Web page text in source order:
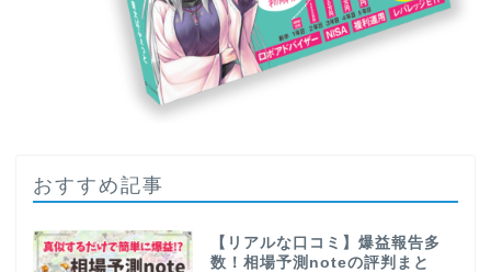
おすすめ記事
【リアルな口コミ】爆益報告多
数！相場予測noteの評判まと